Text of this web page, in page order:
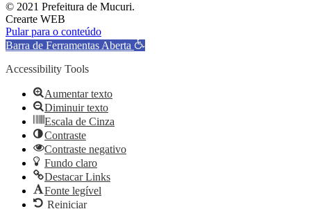
© 2021 Prefeitura de Mucuri.
Crearte WEB
Pular para o conteúdo
Barra de Ferramentas Aberta
Accessibility Tools
Aumentar texto
Diminuir texto
Escala de Cinza
Contraste
Contraste negativo
Fundo claro
Destacar Links
Fonte legível
Reiniciar